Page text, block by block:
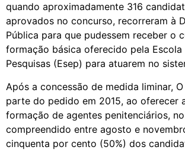
quando aproximadamente 316
aprovados no concurso, recorreram à
Pública para que pudessem receber o
formação básica oferecido pela Escola
Pesquisas (Esep) para atuarem no
Após a concessão de medida liminar,
parte do pedido em 2015, ao oferecer
formação de agentes penitenciários,
compreendido entre agosto e
cinquenta por cento (50%) dos